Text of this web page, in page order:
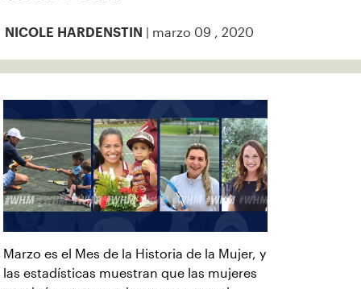
NICOLE HARDENSTIN | marzo 09 , 2020
Marzo es el Mes de la Historia de la Mujer, y
las estadísticas muestran que las mujeres